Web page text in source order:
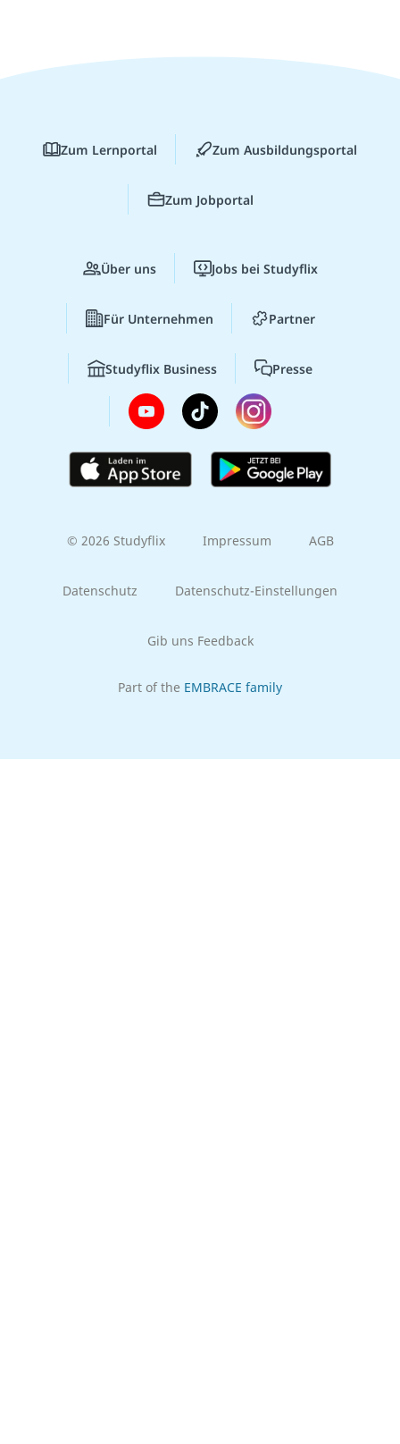
Zum Lernportal Zum Ausbildungsportal
Zum Jobportal
Über uns Jobs bei Studyflix
Für Unternehmen Partner
Studyflix Business Presse
© 2026 Studyflix Impressum AGB
Datenschutz Datenschutz-Einstellungen
Gib uns Feedback
Part of the EMBRACE family